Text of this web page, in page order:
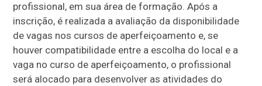
profissional, em sua área de formação. Após a
inscrição, é realizada a avaliação da disponibilidade
de vagas nos cursos de aperfeiçoamento e, se
houver compatibilidade entre a escolha do local e a
vaga no curso de aperfeiçoamento, o profissional
será alocado para desenvolver as atividades do